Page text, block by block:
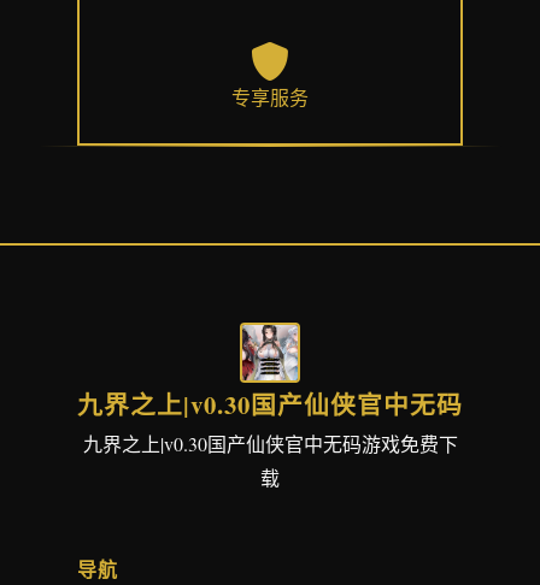
专享服务
九界之上|v0.30国产仙侠官中无码
九界之上|v0.30国产仙侠官中无码游戏免费下
载
导航